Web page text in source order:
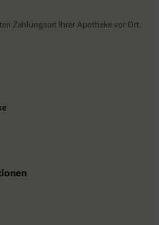
Zahlungsart Ihrer Apotheke vor Ort.